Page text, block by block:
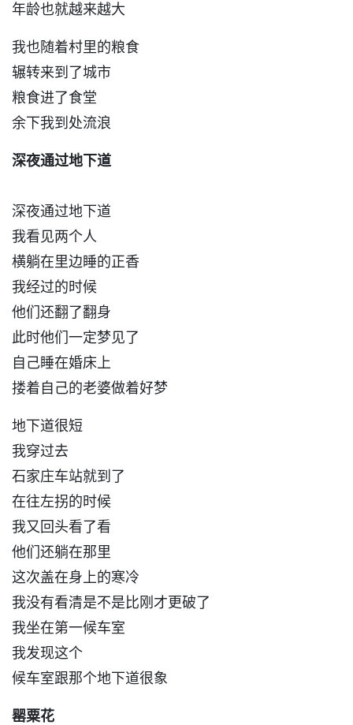
年龄也就越来越大
我也随着村里的粮食
辗转来到了城市
粮食进了食堂
余下我到处流浪
深夜通过地下道
深夜通过地下道
我看见两个人
横躺在里边睡的正香
我经过的时候
他们还翻了翻身
此时他们一定梦见了
自己睡在婚床上
搂着自己的老婆做着好梦
地下道很短
我穿过去
石家庄车站就到了
在往左拐的时候
我又回头看了看
他们还躺在那里
这次盖在身上的寒冷
我没有看清是不是比刚才更破了
我坐在第一候车室
我发现这个
候车室跟那个地下道很象
罂粟花